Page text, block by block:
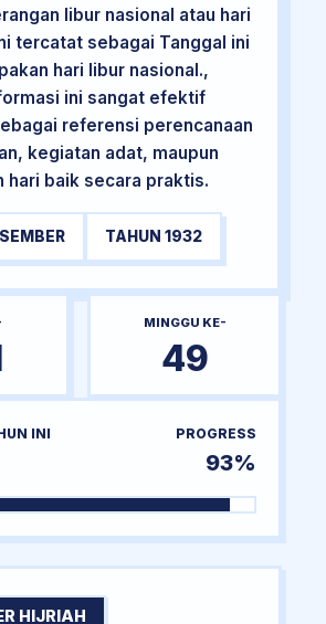
libur nasional atau hari
tercatat sebagai Tanggal ini
hari libur nasional.,
ini sangat efektif
referensi perencanaan
kegiatan adat, maupun
hari baik secara praktis.
TAHUN 1932
MINGGU KE-
49
INI PROGRESS
93%
HIJRIAH